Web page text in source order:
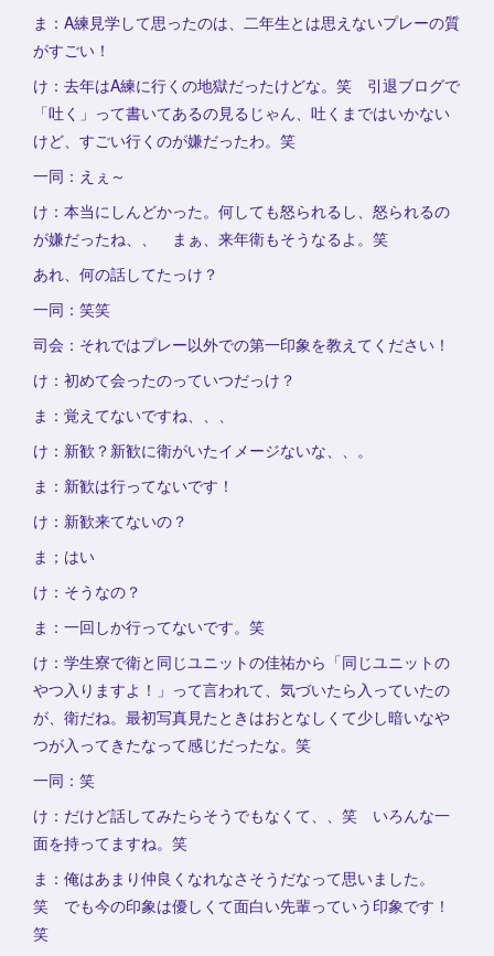
ま：A練見学して思ったのは、二年生とは思えないプレーの質
がすごい！
け：去年はA練に行くの地獄だったけどな。笑 引退ブログで
「吐く」って書いてあるの見るじゃん、吐くまではいかない
けど、すごい行くのが嫌だったわ。笑
一同：えぇ～
け：本当にしんどかった。何しても怒られるし、怒られるの
が嫌だったね、、 まぁ、来年衛もそうなるよ。笑
あれ、何の話してたっけ？
一同：笑笑
司会：それではプレー以外での第一印象を教えてください！
け：初めて会ったのっていつだっけ？
ま：覚えてないですね、、、
け：新歓？新歓に衛がいたイメージないな、、。
ま：新歓は行ってないです！
け：新歓来てないの？
ま；はい
け：そうなの？
ま：一回しか行ってないです。笑
け：学生寮で衛と同じユニットの佳祐から「同じユニットの
やつ入りますよ！」って言われて、気づいたら入っていたの
が、衛だね。最初写真見たときはおとなしくて少し暗いなや
つが入ってきたなって感じだったな。笑
一同：笑
け：だけど話してみたらそうでもなくて、、笑 いろんな一
面を持ってますね。笑
ま：俺はあまり仲良くなれなさそうだなって思いました。
笑 でも今の印象は優しくて面白い先輩っていう印象です！
笑